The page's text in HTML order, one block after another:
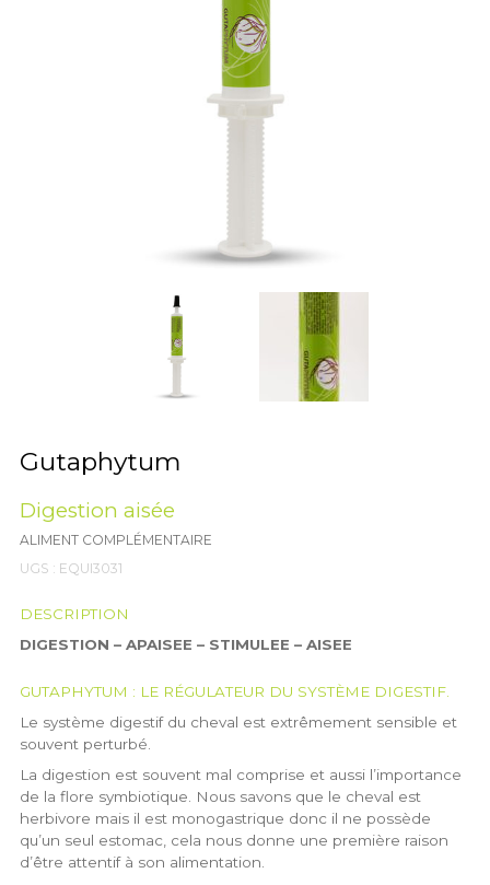
Gutaphytum
Digestion aisée
ALIMENT COMPLÉMENTAIRE
UGS : EQUI3031
DESCRIPTION
DIGESTION – APAISEE – STIMULEE – AISEE
GUTAPHYTUM : LE RÉGULATEUR DU SYSTÈME DIGESTIF.
Le système digestif du cheval est extrêmement sensible et
souvent perturbé.
La digestion est souvent mal comprise et aussi l’importance
de la flore symbiotique. Nous savons que le cheval est
herbivore mais il est monogastrique donc il ne possède
qu’un seul estomac, cela nous donne une première raison
d’être attentif à son alimentation.